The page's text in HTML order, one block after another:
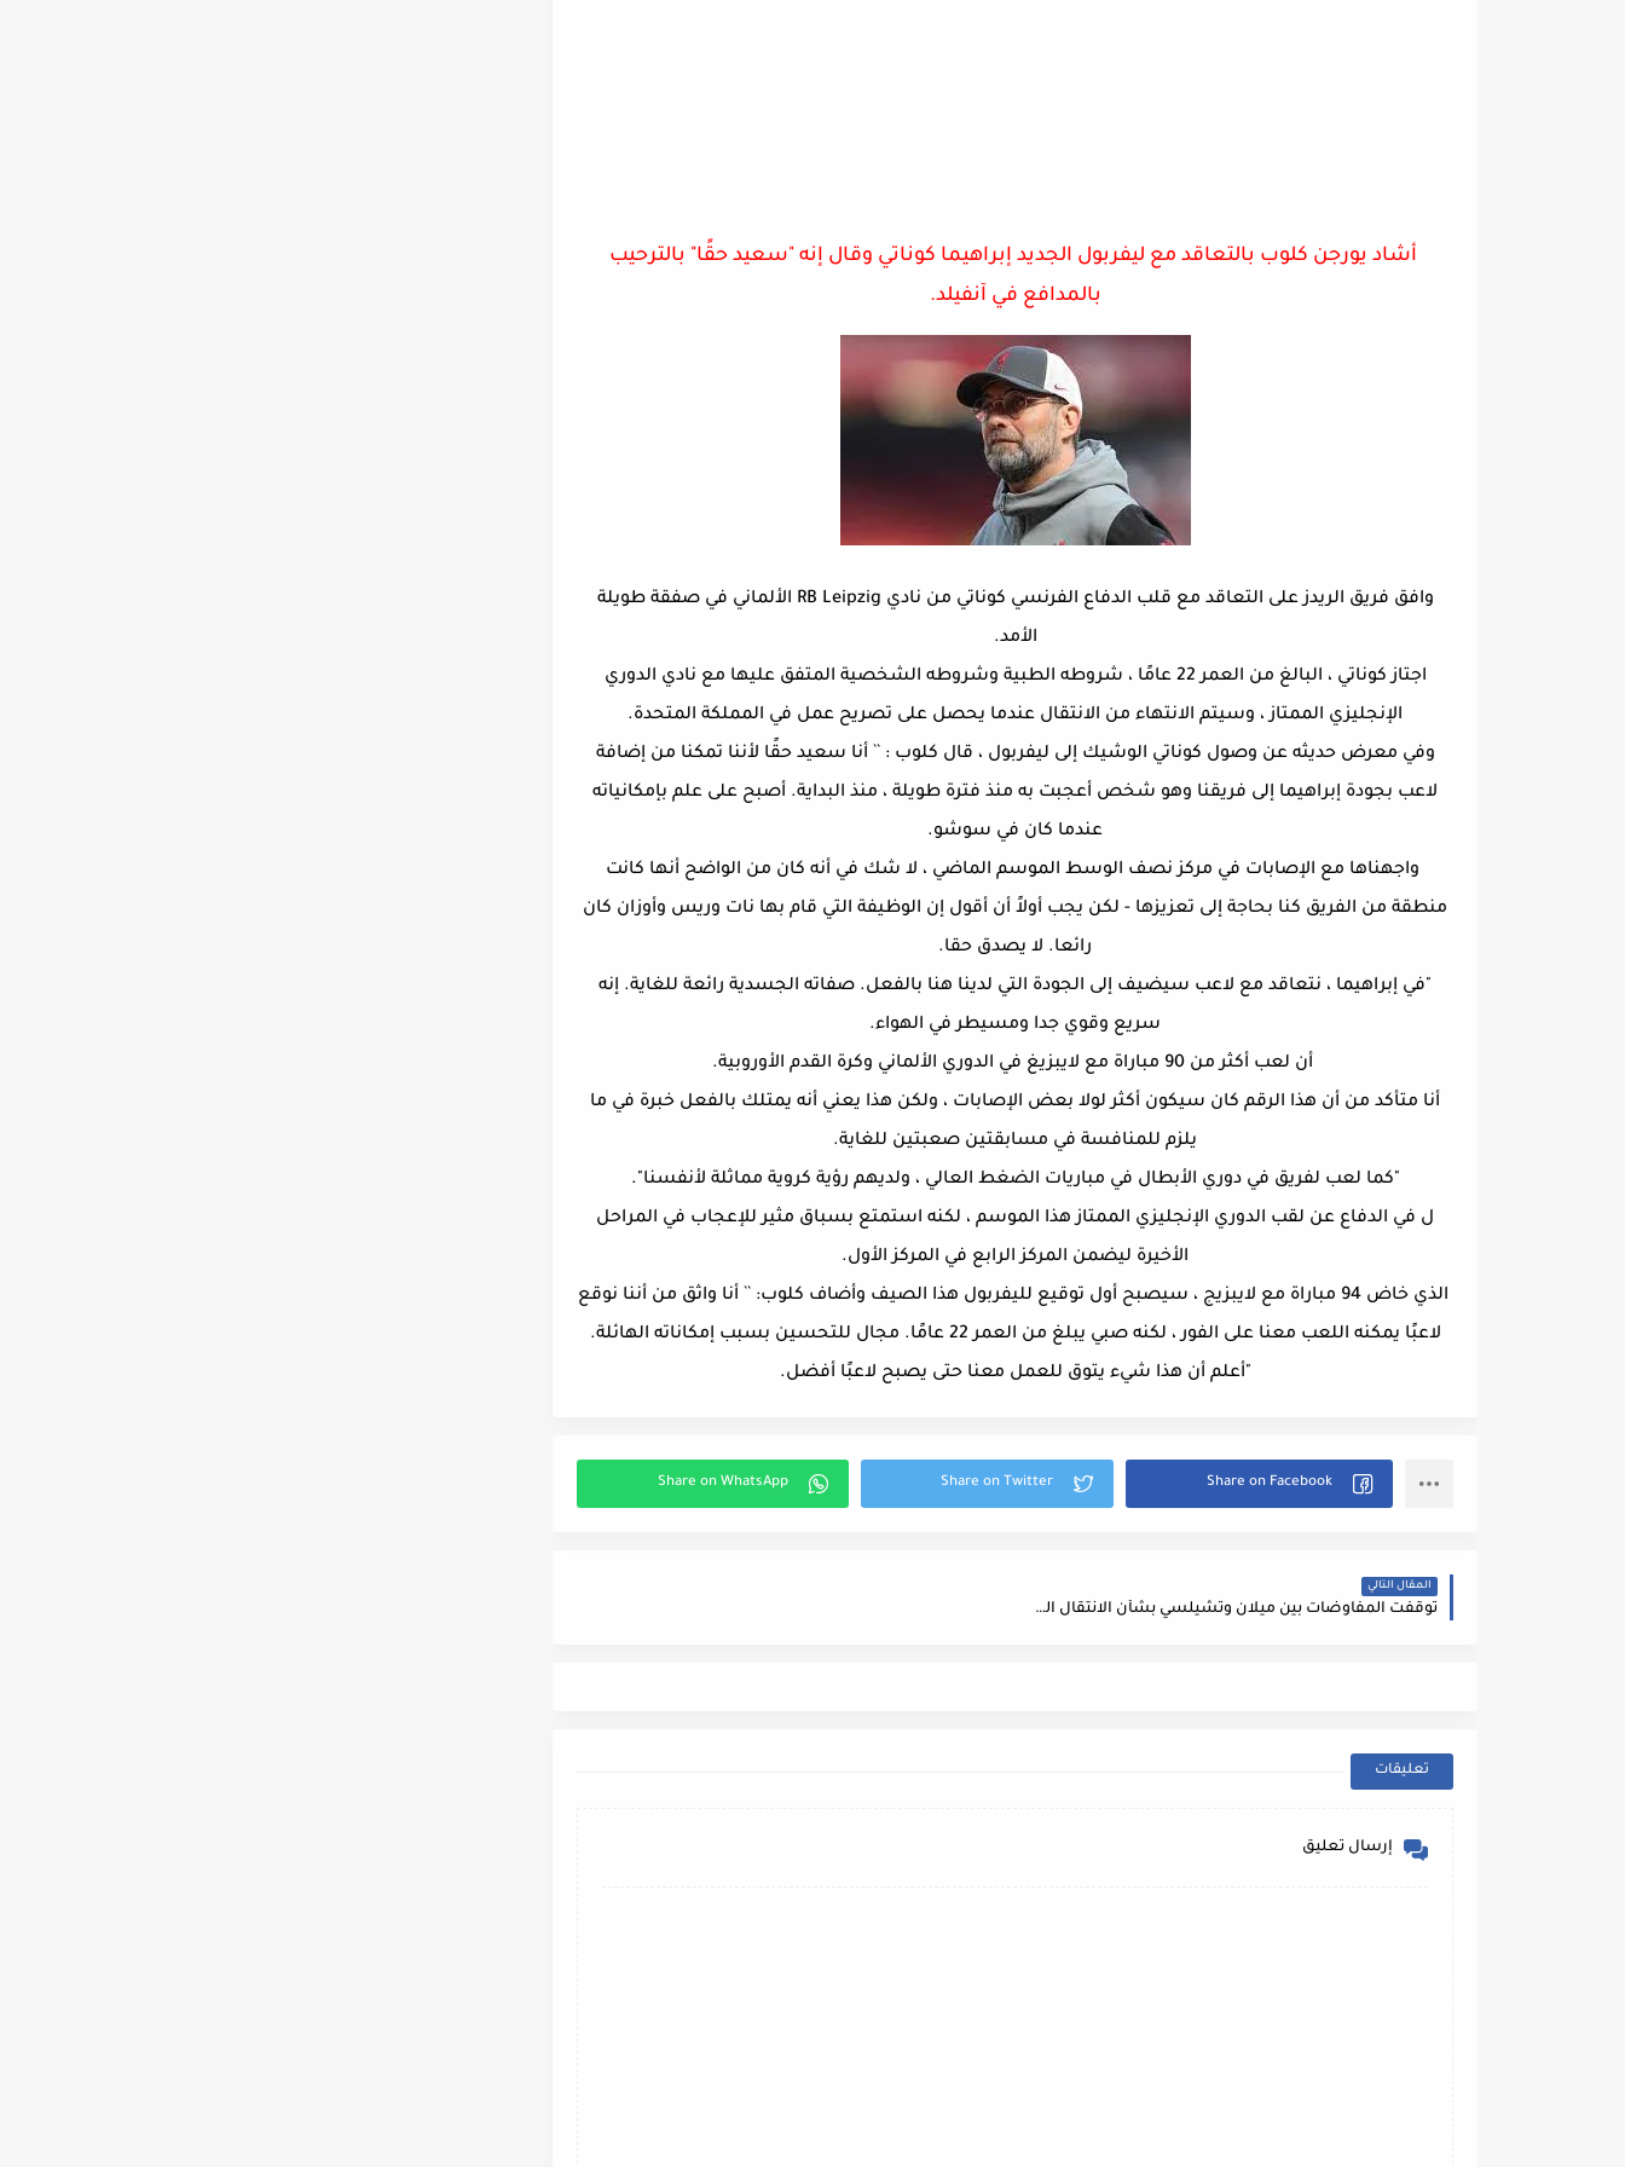
أشاد يورجن كلوب بالتعاقد مع ليفربول الجديد إبراهيما كوناتي وقال إنه "سعيد حقًا" بالترحيب
بالمدافع في آنفيلد.
وافق فريق الريدز على التعاقد مع قلب الدفاع الفرنسي كوناتي من نادي RB Leipzig الألماني في صفقة طويلة
الأمد.
اجتاز كوناتي ، البالغ من العمر 22 عامًا ، شروطه الطبية وشروطه الشخصية المتفق عليها مع نادي الدوري
الإنجليزي الممتاز ، وسيتم الانتهاء من الانتقال عندما يحصل على تصريح عمل في المملكة المتحدة.
وفي معرض حديثه عن وصول كوناتي الوشيك إلى ليفربول ، قال كلوب : `` أنا سعيد حقًا لأننا تمكنا من إضافة
لاعب بجودة إبراهيما إلى فريقنا وهو شخص أعجبت به منذ فترة طويلة ، منذ البداية. أصبح على علم بإمكانياته
عندما كان في سوشو.
واجهناها مع الإصابات في مركز نصف الوسط الموسم الماضي ، لا شك في أنه كان من الواضح أنها كانت
منطقة من الفريق كنا بحاجة إلى تعزيزها - لكن يجب أولاً أن أقول إن الوظيفة التي قام بها نات وريس وأوزان كان
رائعا. لا يصدق حقا.
"في إبراهيما ، نتعاقد مع لاعب سيضيف إلى الجودة التي لدينا هنا بالفعل. صفاته الجسدية رائعة للغاية. إنه
سريع وقوي جدا ومسيطر في الهواء.
أن لعب أكثر من 90 مباراة مع لايبزيغ في الدوري الألماني وكرة القدم الأوروبية.
أنا متأكد من أن هذا الرقم كان سيكون أكثر لولا بعض الإصابات ، ولكن هذا يعني أنه يمتلك بالفعل خبرة في ما
يلزم للمنافسة في مسابقتين صعبتين للغاية.
"كما لعب لفريق في دوري الأبطال في مباريات الضغط العالي ، ولديهم رؤية كروية مماثلة لأنفسنا".
ل في الدفاع عن لقب الدوري الإنجليزي الممتاز هذا الموسم ، لكنه استمتع بسباق مثير للإعجاب في المراحل
الأخيرة ليضمن المركز الرابع في المركز الأول.
الذي خاض 94 مباراة مع لايبزيج ، سيصبح أول توقيع لليفربول هذا الصيف وأضاف كلوب: `` أنا واثق من أننا نوقع
لاعبًا يمكنه اللعب معنا على الفور ، لكنه صبي يبلغ من العمر 22 عامًا. مجال للتحسين بسبب إمكاناته الهائلة.
"أعلم أن هذا شيء يتوق للعمل معنا حتى يصبح لاعبًا أفضل.
المقال التالي
توقفت المفاوضات بين ميلان وتشيلسي بشأن الانتقال الدائم لفيكايو توموري
تعليقات
إرسال تعليق